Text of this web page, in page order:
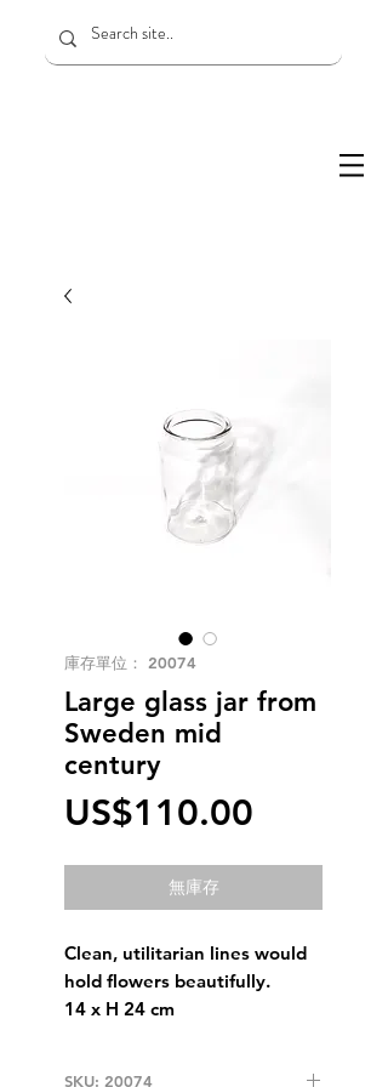
庫存單位： 20074
Large glass jar from
Sweden mid
century
US$110.00
格
無庫存
Clean, utilitarian lines would
hold flowers beautifully.
14 x H 24 cm
SKU: 20074